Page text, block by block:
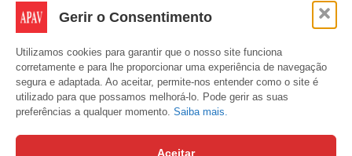
Gerir o Consentimento
Utilizamos cookies para garantir que o nosso site funciona
corretamente e para lhe proporcionar uma experiência de navegação
segura e adaptada. Ao aceitar, permite-nos entender como o site é
utilizado para que possamos melhorá-lo. Pode gerir as suas
preferências a qualquer momento. Saiba mais.
Aceitar